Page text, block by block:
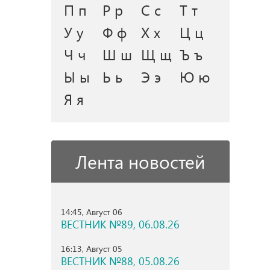
П п
Р р С с
Т т
У у
Ф ф Х х
Ц ц
Ч ч
Ш ш Щ щ Ъ ъ
Ы ы
Ь ь Э э
Ю ю
Я я
Лента новостей
14:45, Август 06
ВЕСТНИК №89, 06.08.26
16:13, Август 05
ВЕСТНИК №88, 05.08.26